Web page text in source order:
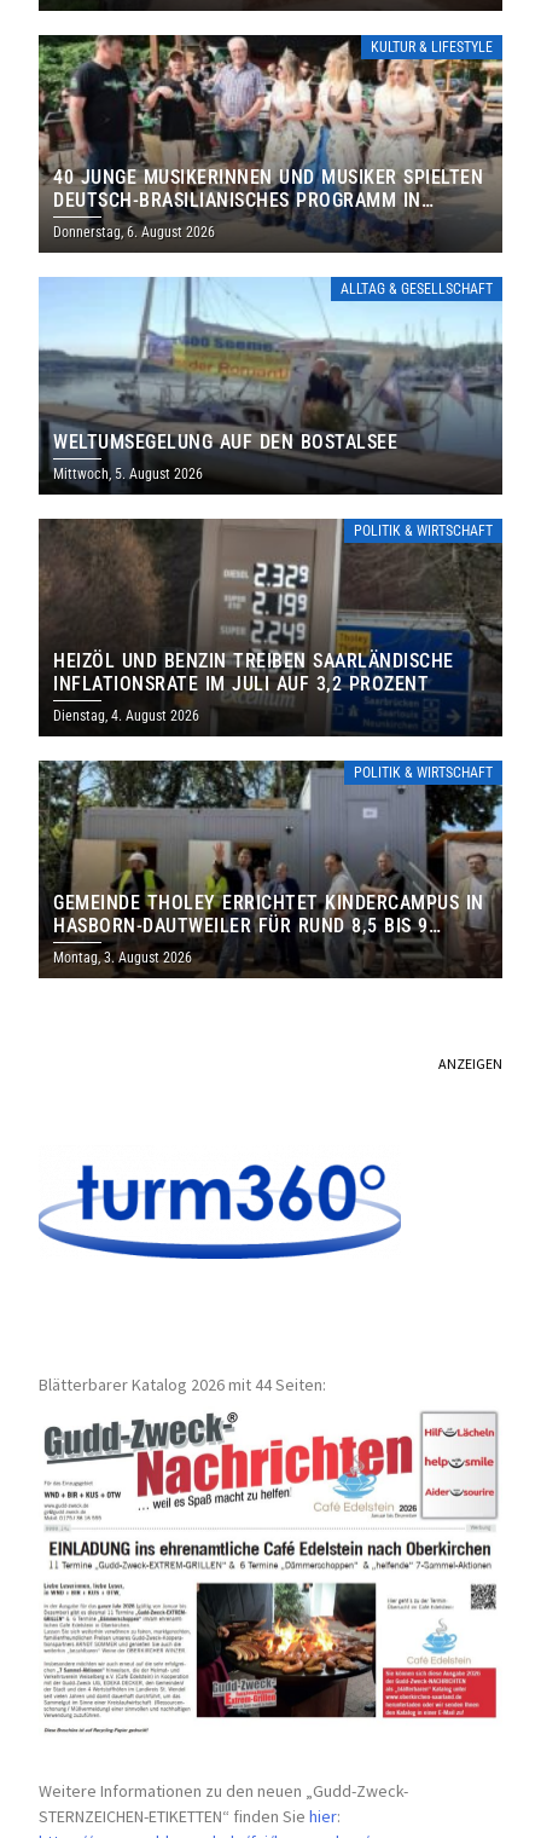
KULTUR & LIFESTYLE
40 JUNGE MUSIKERINNEN UND MUSIKER SPIELTEN
DEUTSCH-BRASILIANISCHES PROGRAMM IN
THOLEY
Donnerstag, 6. August 2026
ALLTAG & GESELLSCHAFT
WELTUMSEGELUNG AUF DEN BOSTALSEE
Mittwoch, 5. August 2026
POLITIK & WIRTSCHAFT
HEIZÖL UND BENZIN TREIBEN SAARLÄNDISCHE
INFLATIONSRATE IM JULI AUF 3,2 PROZENT
Dienstag, 4. August 2026
POLITIK & WIRTSCHAFT
GEMEINDE THOLEY ERRICHTET KINDERCAMPUS IN
HASBORN-DAUTWEILER FÜR RUND 8,5 BIS 9
MILLIONEN EURO
Montag, 3. August 2026
ANZEIGEN
Blätterbarer Katalog 2026 mit 44 Seiten:
Weitere Informationen zu den neuen „Gudd-Zweck-
STERNZEICHEN-ETIKETTEN“ finden Siehier: